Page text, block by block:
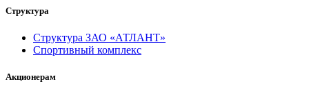
Структура
Структура ЗАО «АТЛАНТ»
Спортивный комплекс
Акционерам